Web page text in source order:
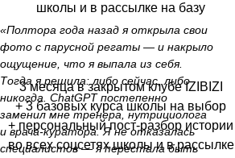
школы и в рассылке на базу
1
3 месяца в закрытом клубе IZIBIZI
+ 3 базовых курса школы на выбор
+ персональный пост-разбор истории
во всех соцсетях школы и в рассылке
«Полтора года назад я открыла свои
фото с парусной регаты — и накрыло
ощущение, что я выпала из себя.
Тогда я решила: либо сейчас, либо
никогда. ChatGPT постепенно
заменил мне тренера, нутрициолога
и врача-куратора. Я не отказалась
специалистов — я перестала быть